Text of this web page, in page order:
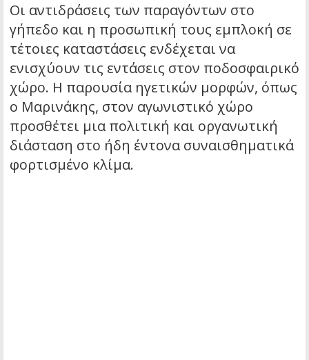
Οι αντιδράσεις των παραγόντων στο
γήπεδο και η προσωπική τους εμπλοκή σε
τέτοιες καταστάσεις ενδέχεται να
ενισχύουν τις εντάσεις στον ποδοσφαιρικό
χώρο. Η παρουσία ηγετικών μορφών, όπως
ο Μαρινάκης, στον αγωνιστικό χώρο
προσθέτει μια πολιτική και οργανωτική
διάσταση στο ήδη έντονα συναισθηματικά
φορτισμένο κλίμα.